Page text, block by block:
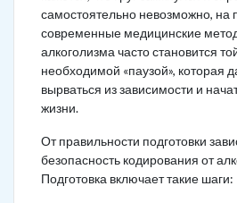
самостоятельно невозможно,
современные медицинские
алкоголизма часто становится
необходимой «паузой», которая
вырваться из зависимости и
жизни.
От правильности подготовки
безопасность кодирования от
Подготовка включает такие шаги: